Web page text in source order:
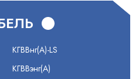
КГВВнг(А)-LS
КГВВэнг(А)